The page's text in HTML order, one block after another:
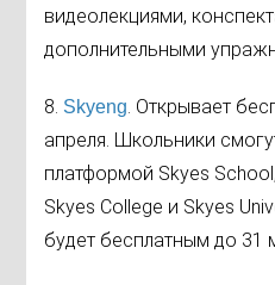
видеолекциями,
дополнительными
8. Skyeng. Открывает
апреля. Школьники
платформой Skyes
Skyes College и Skyes
будет бесплатным до 31